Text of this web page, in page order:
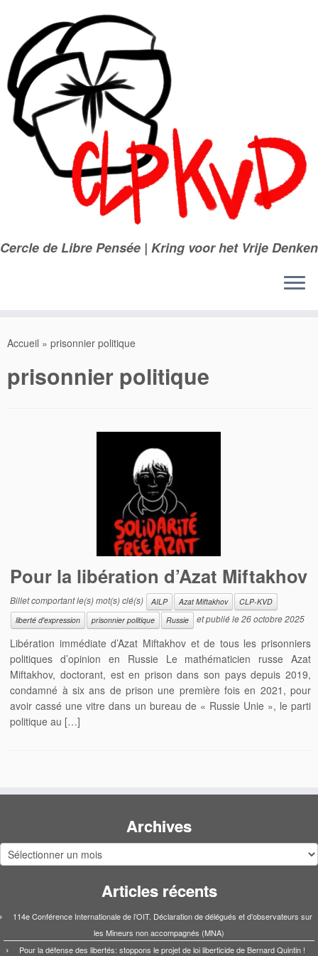
contenu
Cercle de Libre Pensée | Kring voor het Vrije Denken
Accueil » prisonnier politique
prisonnier politique
Pour la libération d’Azat Miftakhov
Billet comportant le(s) mot(s) clé(s) AILP Azat Miftakhov
CLP-KVD
liberté d'expression
prisonnier politique Russie et publié le26 octobre 2025
Libération immédiate d’Azat Miftakhov et de tous les prisonniers
politiques d’opinion en Russie Le mathématicien russe Azat
Miftakhov, doctorant, est en prison dans son pays depuis 2019,
condamné à six ans de prison une première fois en 2021, pour
avoir cassé une vitre dans un bureau de « Russie Unie », le parti
politique au […]
Archives
Archives
Articles récents
114e Conférence Internationale de l’OIT. Déclaration de délégués et d’observateurs sur
les Mineurs non accompagnés (MNA)
Pour la défense des libertés: stoppons le projet de loi liberticide de Bernard Quintin !